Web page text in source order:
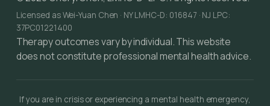
Licensed as Wei-Yuan Chen · NY LMHC-D: 016847 · NJ LPC:
37PC01221400
Therapy outcomes vary by individual. This website
does not constitute professional mental health advice.
If you are in crisis or experiencing a mental health emergency,